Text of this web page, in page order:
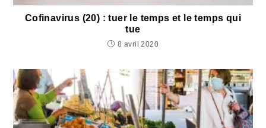
Cofinavirus (20) : tuer le temps et le temps qui
tue
8 avril 2020